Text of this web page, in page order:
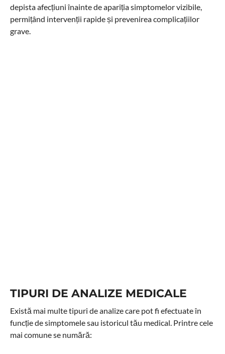
depista afecțiuni înainte de apariția simptomelor vizibile,
permițând intervenții rapide și prevenirea complicațiilor
grave.
TIPURI DE ANALIZE MEDICALE
Există mai multe tipuri de analize care pot fi efectuate în
funcție de simptomele sau istoricul tău medical. Printre cele
mai comune se numără: